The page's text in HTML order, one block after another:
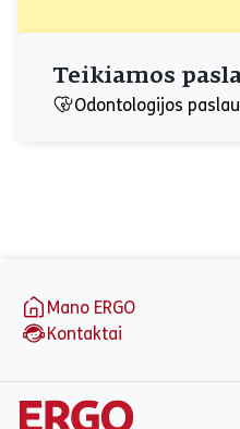
Teikiamos
Odontologijos
Mano ERGO
Kontaktai